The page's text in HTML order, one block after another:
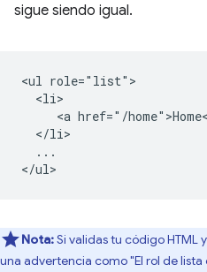
sigue siendo igual.
<ul role="list">
  <li>
<a href="/
  </li>
  ...
Nota:Si validas tu código HTML
una advertencia como "El rol de